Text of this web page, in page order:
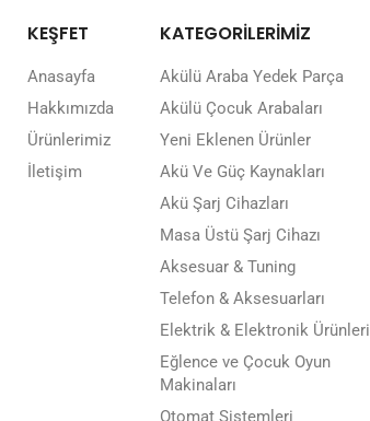
KEŞFET
Anasayfa
Hakkımızda
Ürünlerimiz
İletişim
KATEGORİLERİMİZ
Akülü Araba Yedek Parça
Akülü Çocuk Arabaları
Yeni Eklenen Ürünler
Akü Ve Güç Kaynakları
Akü Şarj Cihazları
Masa Üstü Şarj Cihazı
Aksesuar & Tuning
Telefon & Aksesuarları
Elektrik & Elektronik Ürünleri
Eğlence ve Çocuk Oyun
Makinaları
Otomat Sistemleri